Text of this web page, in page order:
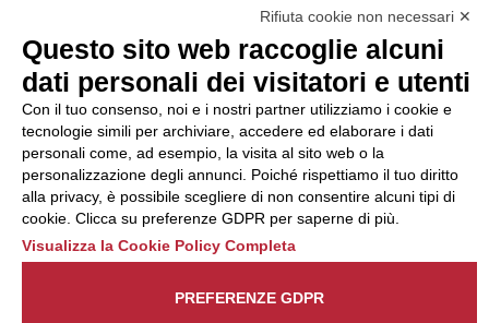
del Codice di Condotta, è
possibile presentare un
reclamo
all’Organismo di
Monitoraggio utilizzando
una delle modalità
descritte al seguente
indirizzo web
https://odm-
agenzielavoro.it/reclami/ .
Rifiuta cookie non necessari ✕
Questo sito web raccoglie alcuni
dati personali dei visitatori e utenti
Con il tuo consenso, noi e i nostri partner utilizziamo i cookie e
tecnologie simili per archiviare, accedere ed elaborare i dati
personali come, ad esempio, la visita al sito web o la
personalizzazione degli annunci. Poiché rispettiamo il tuo diritto
alla privacy, è possibile scegliere di non consentire alcuni tipi di
cookie. Clicca su preferenze GDPR per saperne di più.
Visualizza la Cookie Policy Completa
PREFERENZE GDPR